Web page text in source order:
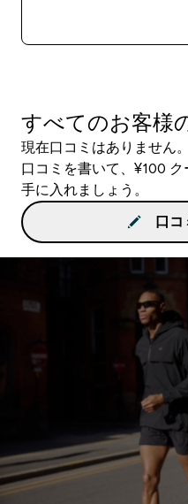
すべてのお客様
現在口コミはありません。
口コミを書いて、¥100
手に入れましょう。
口